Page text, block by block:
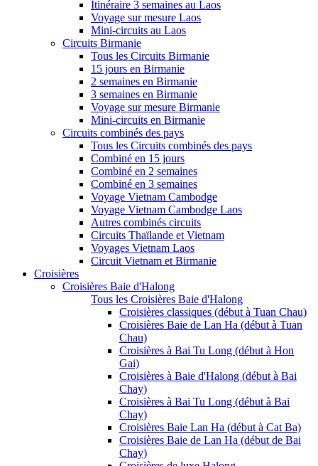
Itinéraire 3 semaines au Laos
Voyage sur mesure Laos
Mini-circuits au Laos
Circuits Birmanie
Tous les Circuits Birmanie
15 jours en Birmanie
2 semaines en Birmanie
3 semaines en Birmanie
Voyage sur mesure Birmanie
Mini-circuits en Birmanie
Circuits combinés des pays
Tous les Circuits combinés des pays
Combiné en 15 jours
Combiné en 2 semaines
Combiné en 3 semaines
Voyage Vietnam Cambodge
Voyage Vietnam Cambodge Laos
Autres combinés circuits
Circuits Thaïlande et Vietnam
Voyages Vietnam Laos
Circuit Vietnam et Birmanie
Croisières
Croisières Baie d'Halong
Tous les Croisières Baie d'Halong
Croisières classiques (début à Tuan Chau)
Croisières Baie de Lan Ha (début à Tuan
Chau)
Croisières à Bai Tu Long (début à Hon
Gai)
Croisières à Baie d'Halong (début à Bai
Chay)
Croisières à Bai Tu Long (début à Bai
Chay)
Croisières Baie Lan Ha (début à Cat Ba)
Croisières Baie de Lan Ha (début de Bai
Chay)